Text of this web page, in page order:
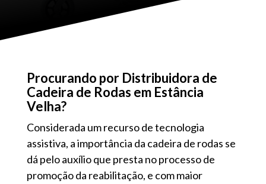
Procurando por Distribuidora de
Cadeira de Rodas em Estância
Velha?
Considerada um recurso de tecnologia
assistiva, a importância da cadeira de rodas se
dá pelo auxílio que presta no processo de
promoção da reabilitação, e com maior